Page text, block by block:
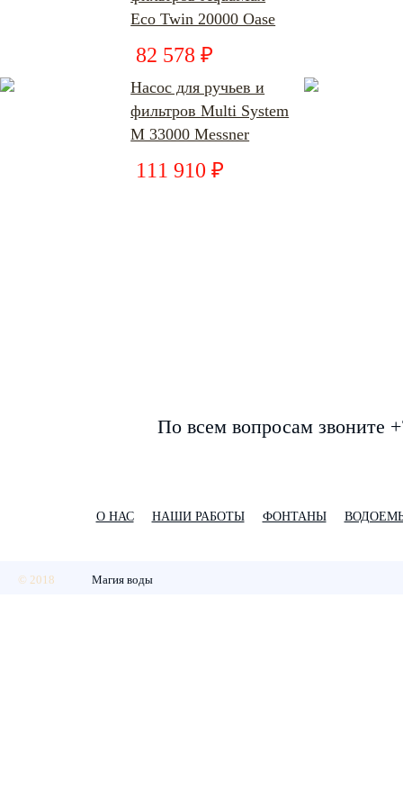
Eco Twin 20000 Oase
82 578 ₽
Насос для ручьев и
фильтров Multi System
M 33000 Messner
111 910 ₽
По всем вопросам звоните
О НАС НАШИ РАБОТЫ ФОНТАНЫ
© 2018 Магия воды